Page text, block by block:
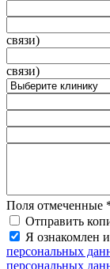
связи)
связи)
Поля отмеченные
Отправить
Я ознакомлен
персональных
персональных